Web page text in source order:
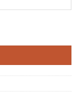
菩薩 梵字アクリルキ